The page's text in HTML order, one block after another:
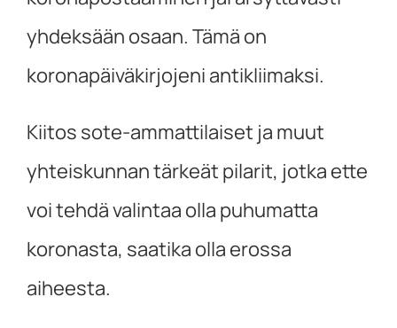
yhdeksään osaan. Tämä on
koronapäiväkirjojeni antikliimaksi.
Kiitos sote-ammattilaiset ja muut
yhteiskunnan tärkeät pilarit, jotka ette
voi tehdä valintaa olla puhumatta
koronasta, saatika olla erossa
aiheesta.